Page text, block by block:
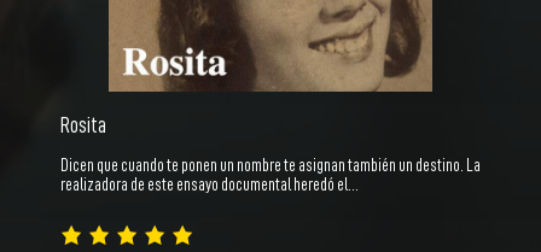
Rosita
Dicen que cuando te ponen un nombre te asignan también un destino. La
realizadora de este ensayo documental heredó el…